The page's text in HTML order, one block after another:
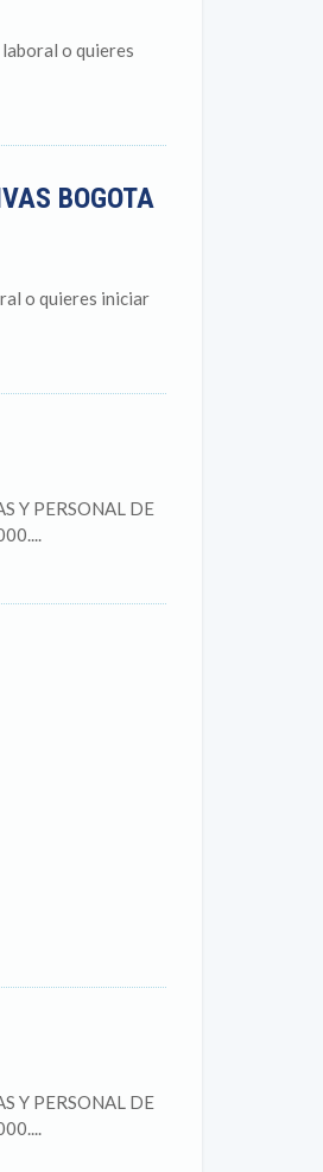
o quieres
BOGOTA
o quieres iniciar
Y PERSONAL DE
Y PERSONAL DE